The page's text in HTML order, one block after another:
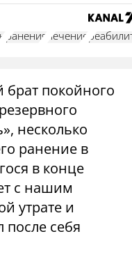
ранения лечение
покойного
несколько
ранение в
в конце
с нашим
утрате и
после себя